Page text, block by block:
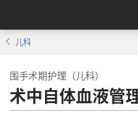
儿科
围手术期护理（儿科）
术中自体血液管